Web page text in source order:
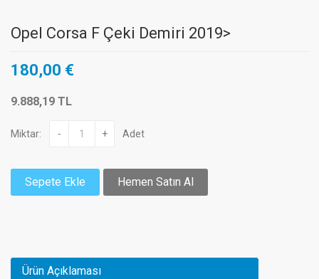
Opel Corsa F Çeki Demiri 2019>
180,00 €
9.888,19 TL
Miktar: - + Adet
Sepete Ekle Hemen Satın Al
Ürün Açıklaması